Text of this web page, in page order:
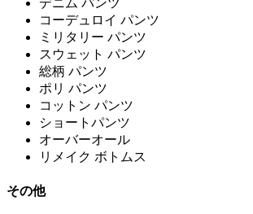
デニム パンツ
コーデュロイ パンツ
ミリタリー パンツ
スウェット パンツ
総柄 パンツ
ポリ パンツ
コットン パンツ
ショートパンツ
オーバーオール
リメイク ボトムス
その他